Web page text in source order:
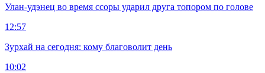
Улан-удэнец во время ссоры ударил друга топором по голове
12:57
Зурхай на сегодня: кому благоволит день
10:02